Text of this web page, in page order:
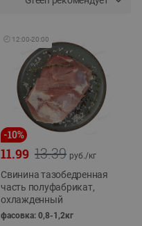
🕘 12:00-20:00
-10%
13.39
11.99 руб./кг
Свинина тазобедренная
часть полуфабрикат,
охлажденный
фасовка: 0,8-1,2кг